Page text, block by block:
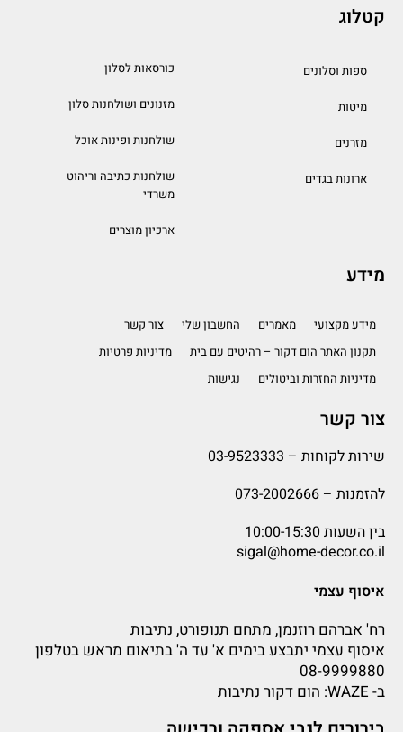
קטלוג
ספות וסלונים
מיטות
מזרנים
ארונות בגדים
כורסאות לסלון
מזנונים ושולחנות סלון
שולחנות ופינות אוכל
שולחנות כתיבה וריהוט
משרדי
ארכיון מוצרים
מידע
מידע מקצועי מאמרים החשבון שלי
צור קשר
תקנון האתר הום דקור – רהיטים עם בית
מדיניות פרטיות
מדיניות החזרות וביטולים
נגישות
צור קשר
שירות לקוחות – 03-9523333
להזמנות – 073-2002666
בין השעות 10:00-15:30
sigal@home-decor.co.il
איסוף עצמי
רח' אברהם רוזנמן, מתחם תנופורט, נתיבות
איסוף עצמי יתבצע בימים א' עד ה' בתיאום מראש בטלפון
08-9999880
ב- WAZE: הום דקור נתיבות